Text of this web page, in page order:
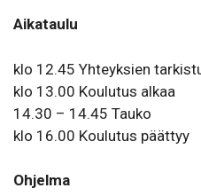
Aikataulu
klo 12.45 Yhteyksien
klo 13.00 Koulutus alkaa
14.30 – 14.45 Tauko
klo 16.00 Koulutus päättyy
Ohjelma